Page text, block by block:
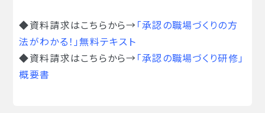
◆資料請求はこちらから→「承認の職場づくりの方
法がわかる！」無料テキスト
◆資料請求はこちらから→「承認の職場づくり研修」
概要書